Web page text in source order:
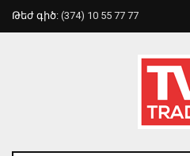
Թեժ գիծ: (374) 10 55 77 77